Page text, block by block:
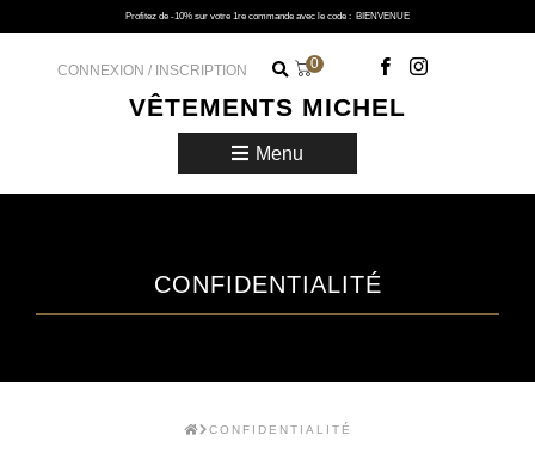
Profitez de -10% sur votre 1re commande avec le code : BIENVENUE
VÊTEMENTS MICHEL
CONNEXION / INSCRIPTION 0
Menu
CONFIDENTIALITÉ
CONFIDENTIALITÉ